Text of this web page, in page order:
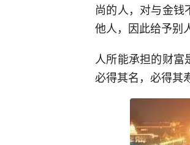
尚的人，对与金
他人，因此给予别
人所能承担的财富
必得其名，必得其